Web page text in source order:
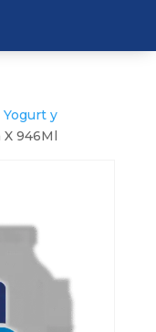
Yogurt y
946Ml